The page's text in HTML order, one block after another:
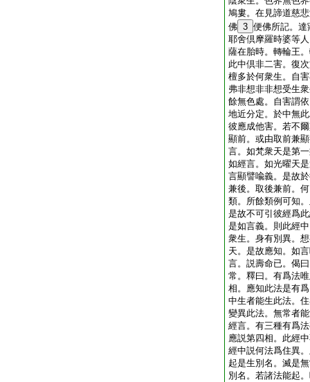
鳩婁。在見諦道慈
佛 3 便佛所記。達
耶舍倶摩羅時婆等
薩在胎時。轉輪王
此中倶非二害。復
檀多於何衆生。自
弗非想非非想受生
餘無色處。自害謂
地近分定。於中無
彼應成他害。若不
顯前。或由取前兼
言。如梵衆天是第
如經言。如光曜天
言顯譬喩義。是故
兼後。取後兼前。
類。所餘類例可知
是故不可引彼經爲
是如言義。則此經
衆生。身有別異。
天。是故應知。如
言。説壽命已。偈
常。釋曰。有爲法
相。應知此法是有
中生者能生此法。
變異此法。無常者
經言。有三種有爲
應説第四相。此經
經中説何法爲住異
起是生別名。滅是
別名。若諸法能起